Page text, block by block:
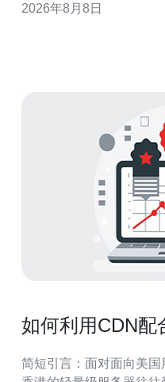
建议，以保障域名解析可用性
2026年8月8日
如何利用CDN配
简短引言：面对面向美